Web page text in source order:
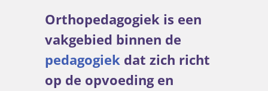
Orthopedagogiek is een
vakgebied binnen de
pedagogiek dat zich richt
op de opvoeding en